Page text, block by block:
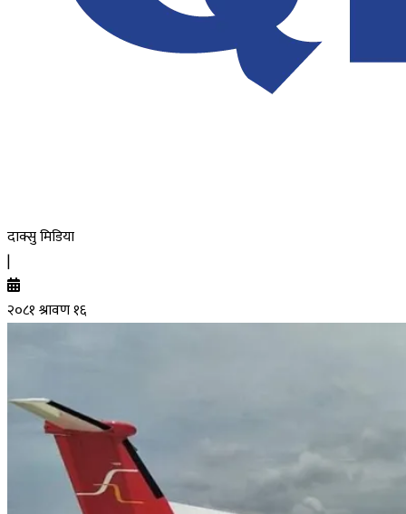
दाक्सु मिडिया
|
२०८१ श्रावण १६